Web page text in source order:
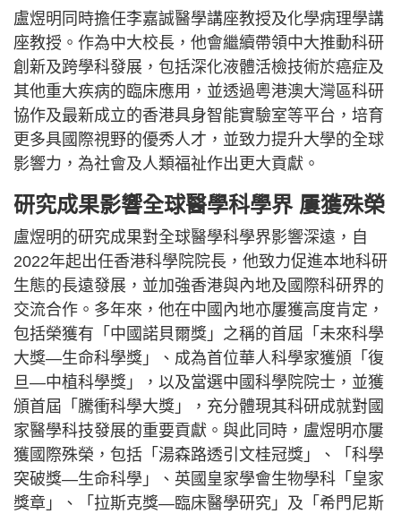
盧煜明同時擔任李嘉誠醫學講座教授及化學病理學講
座教授。作為中大校長，他會繼續帶領中大推動科研
創新及跨學科發展，包括深化液體活檢技術於癌症及
其他重大疾病的臨床應用，並透過粵港澳大灣區科研
協作及最新成立的香港具身智能實驗室等平台，培育
更多具國際視野的優秀人才，並致力提升大學的全球
影響力，為社會及人類福祉作出更大貢獻。
研究成果影響全球醫學科學界 屢獲殊榮
盧煜明的研究成果對全球醫學科學界影響深遠，自
2022年起出任香港科學院院長，他致力促進本地科研
生態的長遠發展，並加強香港與內地及國際科研界的
交流合作。多年來，他在中國內地亦屢獲高度肯定，
包括榮獲有「中國諾貝爾獎」之稱的首屆「未來科學
大獎—生命科學獎」、成為首位華人科學家獲頒「復
旦—中植科學獎」，以及當選中國科學院院士，並獲
頒首屆「騰衝科學大獎」，充分體現其科研成就對國
家醫學科技發展的重要貢獻。與此同時，盧煜明亦屢
獲國際殊榮，包括「湯森路透引文桂冠獎」、「科學
突破獎—生命科學」、英國皇家學會生物學科「皇家
獎章」、「拉斯克獎—臨床醫學研究」及「希門尼斯